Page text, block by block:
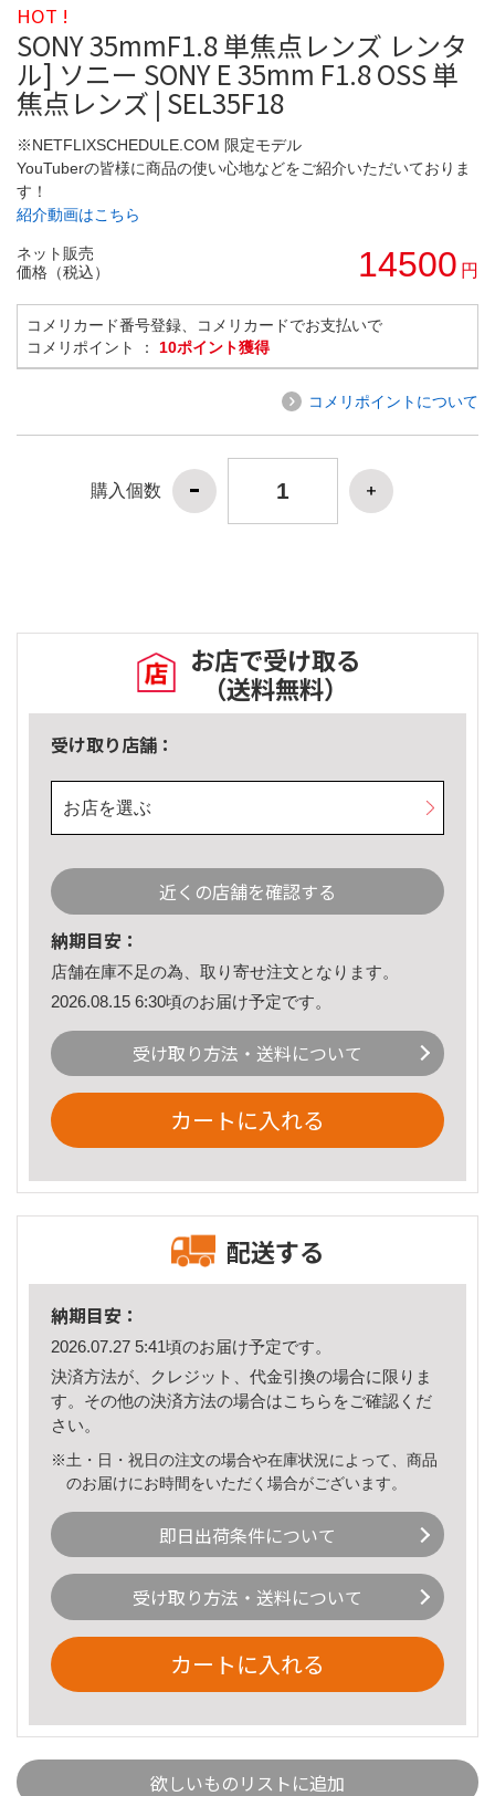
HOT !
SONY 35mmF1.8 単焦点レンズ レンタ
ル] ソニー SONY E 35mm F1.8 OSS 単
焦点レンズ | SEL35F18
※NETFLIXSCHEDULE.COM 限定モデル
YouTuberの皆様に商品の使い心地などをご紹介いただいておりま
す！
紹介動画はこちら
ネット販売
価格（税込）
14500 円
コメリカード番号登録、コメリカードでお支払いで
コメリポイント ： 10ポイント獲得
コメリポイントについて
購入個数
お店で受け取る
（送料無料）
受け取り店舗：
お店を選ぶ
近くの店舗を確認する
納期目安：
店舗在庫不足の為、取り寄せ注文となります。
2026.08.15 6:30頃のお届け予定です。
受け取り方法・送料について
カートに入れる
配送する
納期目安：
2026.07.27 5:41頃のお届け予定です。
決済方法が、クレジット、代金引換の場合に限りま
す。その他の決済方法の場合はこちら をご確認くだ
さい。
※土・日・祝日の注文の場合や在庫状況によって、商品
のお届けにお時間をいただく場合がございます。
即日出荷条件について
受け取り方法・送料について
カートに入れる
欲しいものリストに追加